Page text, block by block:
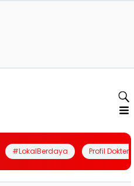
#LokalBerdaya Profil Dokter